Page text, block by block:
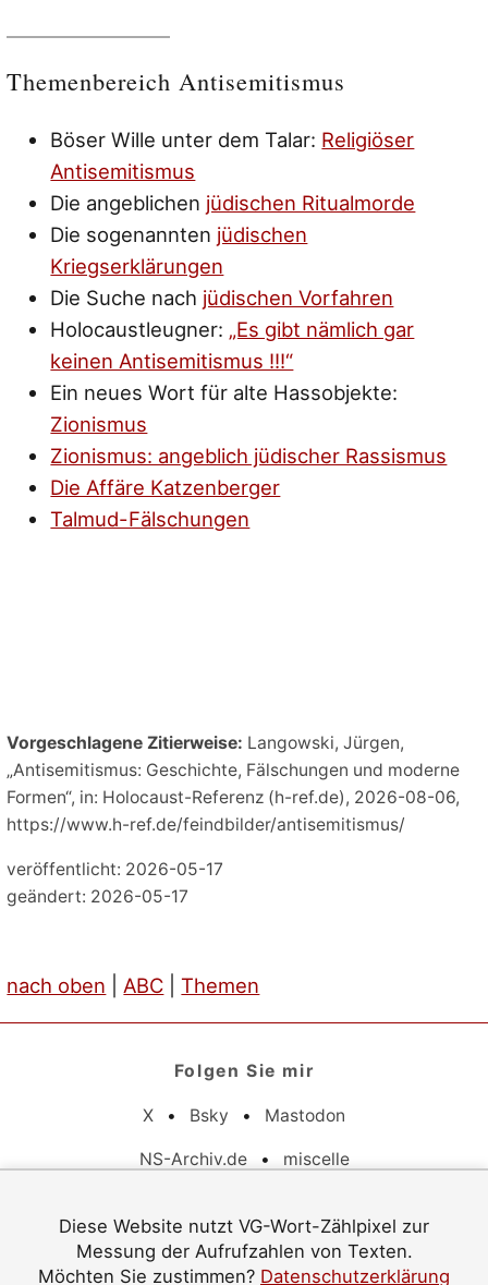
Themenbereich Antisemitismus
Böser Wille unter dem Talar: Religiöser
Antisemitismus
Die angeblichen jüdischen Ritualmorde
Die sogenannten jüdischen
Kriegserklärungen
Die Suche nach jüdischen Vorfahren
Holocaustleugner: „Es gibt nämlich gar
keinen Antisemitismus !!!“
Ein neues Wort für alte Hassobjekte:
Zionismus
Zionismus: angeblich jüdischer Rassismus
Die Affäre Katzenberger
Talmud-Fälschungen
Vorgeschlagene Zitierweise: Langowski, Jürgen,
„Antisemitismus: Geschichte, Fälschungen und moderne
Formen“, in: Holocaust-Referenz (h-ref.de), 2026-08-06,
https://www.h-ref.de/feindbilder/antisemitismus/
veröffentlicht: 2026-05-17
geändert: 2026-05-17
nach oben ABC |Themen
Folgen Sie mir
X • Bsky • Mastodon
NS-Archiv.de • miscelle
Pflichtangaben
Datenschutz • Barrierefreiheit • Impressum
Diese Website nutzt VG-Wort-Zählpixel zur
Messung der Aufrufzahlen von Texten.
Möchten Sie zustimmen? Datenschutzerklärung